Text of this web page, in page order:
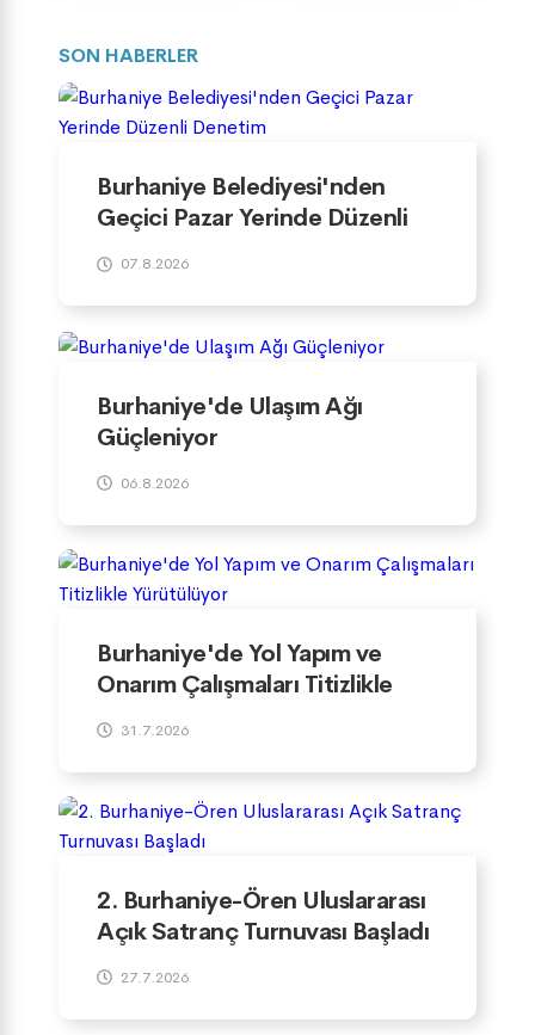
SON HABERLER
Burhaniye Belediyesi'nden
Geçici Pazar Yerinde Düzenli
Denetim
07.8.2026
Burhaniye'de Ulaşım Ağı
Güçleniyor
06.8.2026
Burhaniye'de Yol Yapım ve
Onarım Çalışmaları Titizlikle
Yürütülüyor
31.7.2026
2. Burhaniye-Ören Uluslararası
Açık Satranç Turnuvası Başladı
27.7.2026